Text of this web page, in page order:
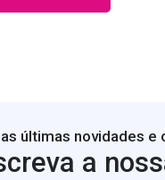
últimas novidades e
a